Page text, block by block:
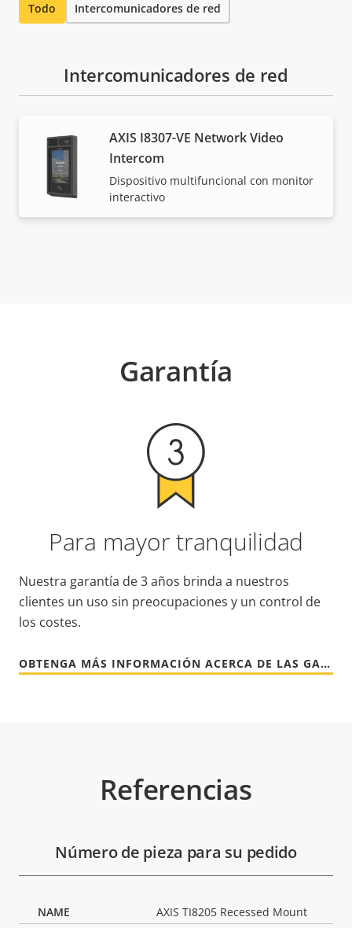
Todo Intercomunicadores de red
Intercomunicadores de red
AXIS I8307-VE Network Video
Intercom
Dispositivo multifuncional con monitor
interactivo
Garantía
Para mayor tranquilidad
Nuestra garantía de 3 años brinda a nuestros
clientes un uso sin preocupaciones y un control de
los costes.
OBTENGA MÁS INFORMACIÓN ACERCA DE LAS GARANTÍAS DE AXIS
Referencias
Número de pieza para su pedido
AXIS TI8205 Recessed Mount